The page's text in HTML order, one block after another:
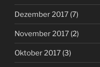
Dezember 2017 (7)
November 2017 (2)
Oktober 2017 (3)